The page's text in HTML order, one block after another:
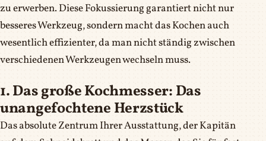
zu erwerben. Diese Fokussierung garantiert nicht nur
besseres Werkzeug, sondern macht das Kochen auch
wesentlich effizienter, da man nicht ständig zwischen
verschiedenen Werkzeugen wechseln muss.
1. Das große Kochmesser: Das
unangefochtene Herzstück
Das absolute Zentrum Ihrer Ausstattung, der Kapitän